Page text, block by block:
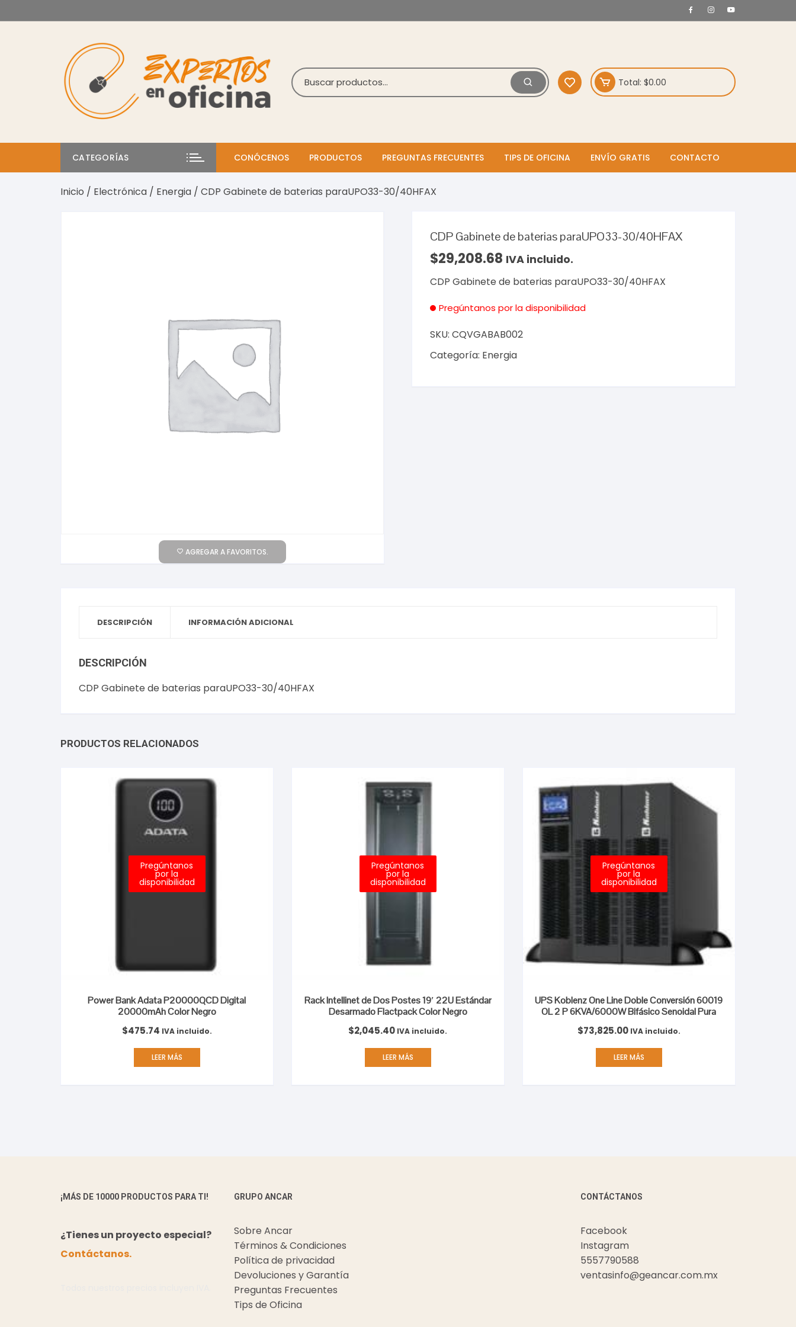
al
Total: $0.00
CATEGORÍAS CONÓCENOS PRODUCTOS PREGUNTAS FRECUENTES TIPS DE OFICINA ENVÍO GRATIS CONTACTO
Inicio / Electrónica / Energia / CDP Gabinete de baterias paraUPO33-30/40HFAX
AGREGAR A FAVORITOS.
CDP Gabinete de baterias paraUPO33-30/40HFAX
$29,208.68 IVA incluido.
CDP Gabinete de baterias paraUPO33-30/40HFAX
Pregúntanos por la disponibilidad
SKU: CQVGABAB002
Categoría: Energia
DESCRIPCIÓN INFORMACIÓN ADICIONAL
DESCRIPCIÓN
CDP Gabinete de baterias paraUPO33-30/40HFAX
PRODUCTOS RELACIONADOS
Pregúntanos
por la
disponibilidad
Power Bank Adata P20000QCD Digital
20000mAh Color Negro
$475.74 IVA incluido.
LEER MÁS
Pregúntanos
por la
disponibilidad
Rack Intellinet de Dos Postes 19′ 22U Estándar
Desarmado Flactpack Color Negro
$2,045.40 IVA incluido.
LEER MÁS
Pregúntanos
por la
disponibilidad
UPS Koblenz One Line Doble Conversión 60019
OL 2 P 6KVA/6000W Bifásico Senoidal Pura
$73,825.00 IVA incluido.
LEER MÁS
¡MÁS DE 10000 PRODUCTOS PARA TI!
¿Tienes un proyecto especial?
Contáctanos.
GRUPO ANCAR
Sobre Ancar
Términos & Condiciones
Política de privacidad
Devoluciones y Garantía
Preguntas Frecuentes
Tips de Oficina
CONTÁCTANOS
Facebook
Instagram
5557790588
ventasinfo@geancar.com.mx